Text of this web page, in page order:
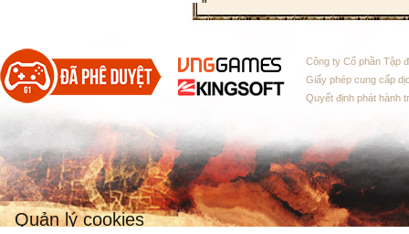
Công ty Cổ phần Tập
Giấy phép cung cấp
Quyết định phát hành
Quản lý cookies